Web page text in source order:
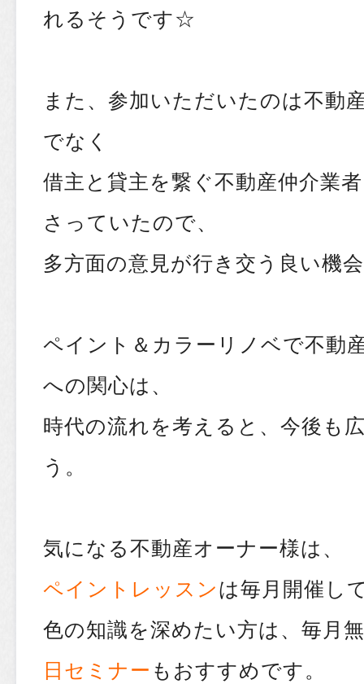
れるそうです☆
また、参加いただいたのは不動
でなく
借主と貸主を繋ぐ不動産仲介業
さっていたので、
多方面の意見が行き交う良い機
ペイント＆カラーリノベで不動
への関心は、
時代の流れを考えると、今後も
う。
気になる不動産オーナー様は、
ペイントレッスンは毎月開催し
色の知識を深めたい方は、毎月
日セミナーもおすすめです。